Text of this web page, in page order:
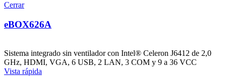
Cerrar
eBOX626A
Sistema integrado sin ventilador con Intel® Celeron J6412 de 2,0
GHz, HDMI, VGA, 6 USB, 2 LAN, 3 COM y 9 a 36 VCC
Vista rápida